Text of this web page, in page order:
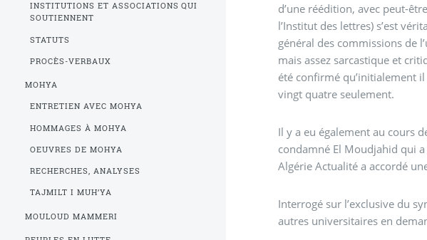
d’une réédition, avec peut-
l’Institut des lettres) s’est
général des commissions de
mais assez sarcastique et
été confirmé qu’initialement
vingt quatre seulement.
Il y a eu également au cours
condamné El Moudjahid qui
Algérie Actualité a accordé
Interrogé sur l’exclusive du
autres universitaires en
INSTITUTIONS ET ASSOCIATIONS QUI
SOUTIENNENT
STATUTS
PROCÈS-VERBAUX
MOHYA
ENTRETIEN AVEC MOHYA
HOMMAGES À MOHYA
OEUVRES DE MOHYA
RECHERCHES, ANALYSES
TAJMILT I MUH’YA
MOULOUD MAMMERI